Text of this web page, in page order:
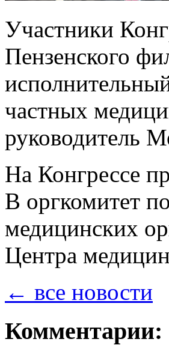
Участники
Пензенского
частных
руководитель
На Конгрессе
В оргкомитет
медицинских
Центра
← все новости
Комментарии: